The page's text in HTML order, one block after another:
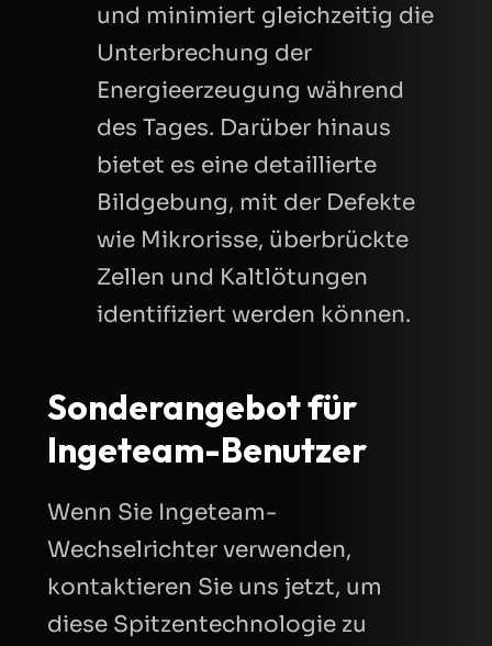
und minimiert gleichzeitig die
Unterbrechung der
Energieerzeugung während
des Tages. Darüber hinaus
bietet es eine detaillierte
Bildgebung, mit der Defekte
wie Mikrorisse, überbrückte
Zellen und Kaltlötungen
identifiziert werden können.
Sonderangebot für
Ingeteam-Benutzer
Wenn Sie Ingeteam-
Wechselrichter verwenden,
kontaktieren Sie uns jetzt, um
diese Spitzentechnologie zu